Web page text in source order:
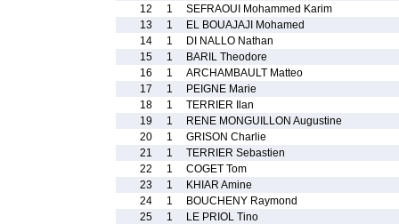
12
1
SEFRAOUI Mohammed Karim
13
1
EL BOUAJAJI Mohamed
14
1
DI NALLO Nathan
15
1
BARIL Theodore
16
1
ARCHAMBAULT Matteo
17
1
PEIGNE Marie
18
1
TERRIER Ilan
19
1
RENE MONGUILLON Augustine
20
1
GRISON Charlie
21
1
TERRIER Sebastien
22
1
COGET Tom
23
1
KHIAR Amine
24
1
BOUCHENY Raymond
25
1
LE PRIOL Tino